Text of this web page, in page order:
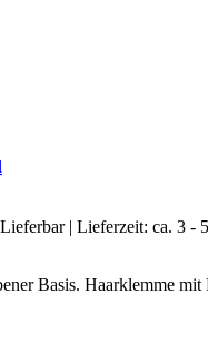
Lieferbar | Lieferzeit: ca. 3 -
Basis. Haarklemme